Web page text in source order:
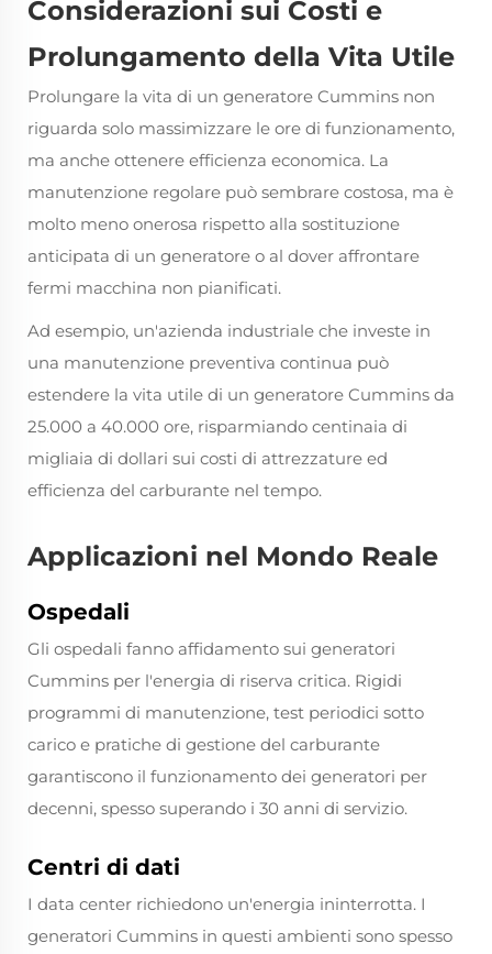
Considerazioni sui Costi e
Prolungamento della Vita Utile
Prolungare la vita di un generatore Cummins non
riguarda solo massimizzare le ore di funzionamento,
ma anche ottenere efficienza economica. La
manutenzione regolare può sembrare costosa, ma è
molto meno onerosa rispetto alla sostituzione
anticipata di un generatore o al dover affrontare
fermi macchina non pianificati.
Ad esempio, un'azienda industriale che investe in
una manutenzione preventiva continua può
estendere la vita utile di un generatore Cummins da
25.000 a 40.000 ore, risparmiando centinaia di
migliaia di dollari sui costi di attrezzature ed
efficienza del carburante nel tempo.
Applicazioni nel Mondo Reale
Ospedali
Gli ospedali fanno affidamento sui generatori
Cummins per l'energia di riserva critica. Rigidi
programmi di manutenzione, test periodici sotto
carico e pratiche di gestione del carburante
garantiscono il funzionamento dei generatori per
decenni, spesso superando i 30 anni di servizio.
Centri di dati
I data center richiedono un'energia ininterrotta. I
generatori Cummins in questi ambienti sono spesso